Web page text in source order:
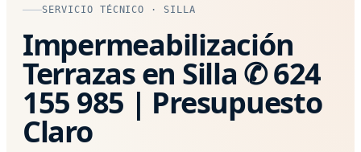
SERVICIO TÉCNICO · SILLA
Impermeabilización
Terrazas en Silla ✆ 624
155 985 | Presupuesto
Claro